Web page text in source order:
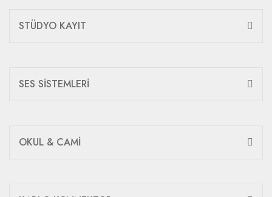
STÜDYO KAYIT
SES SİSTEMLERİ
OKUL & CAMİ